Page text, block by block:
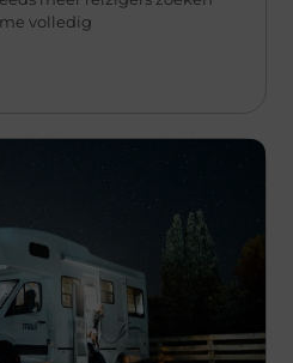
volledig